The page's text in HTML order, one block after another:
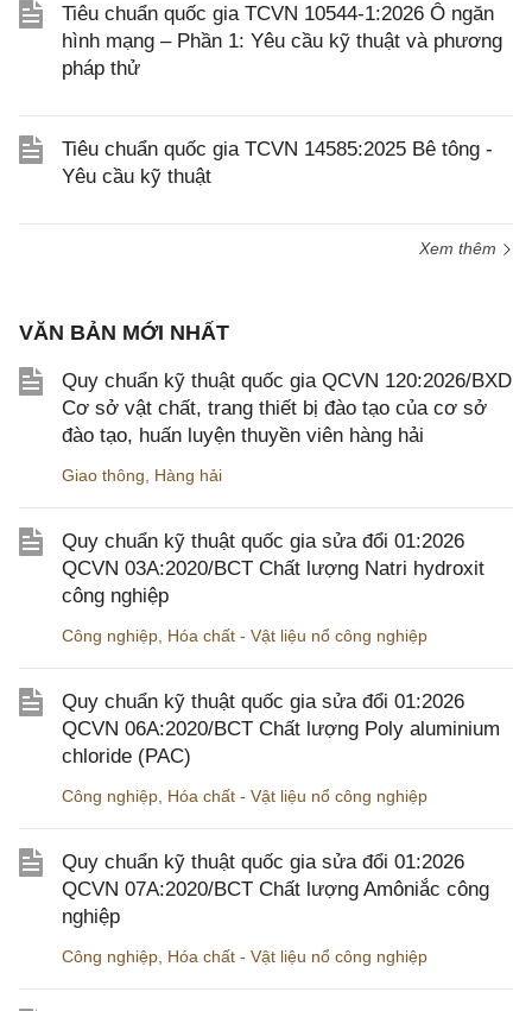
Tiêu chuẩn quốc gia TCVN 10544-1:2026 Ô ngăn
hình mạng – Phần 1: Yêu cầu kỹ thuật và phương
pháp thử
Tiêu chuẩn quốc gia TCVN 14585:2025 Bê tông -
Yêu cầu kỹ thuật
Xem thêm
VĂN BẢN MỚI NHẤT
Quy chuẩn kỹ thuật quốc gia QCVN 120:2026/BXD
Cơ sở vật chất, trang thiết bị đào tạo của cơ sở
đào tạo, huấn luyện thuyền viên hàng hải
Giao thông Hàng hải
Quy chuẩn kỹ thuật quốc gia sửa đổi 01:2026
QCVN 03A:2020/BCT Chất lượng Natri hydroxit
công nghiệp
Công nghiệp Hóa chất - Vật liệu nổ công nghiệp
Quy chuẩn kỹ thuật quốc gia sửa đổi 01:2026
QCVN 06A:2020/BCT Chất lượng Poly aluminium
chloride (PAC)
Công nghiệp Hóa chất - Vật liệu nổ công nghiệp
Quy chuẩn kỹ thuật quốc gia sửa đổi 01:2026
QCVN 07A:2020/BCT Chất lượng Amôniắc công
nghiệp
Công nghiệp Hóa chất - Vật liệu nổ công nghiệp